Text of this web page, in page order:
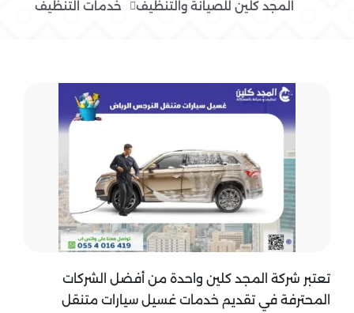
المجد كلين للصيانة والتنظيف خدمات التنظيف
تعتبر شركة المجد كلين واحدة من أفضل الشركات
المحترفة في تقديم خدمات غسيل سيارات متنقل